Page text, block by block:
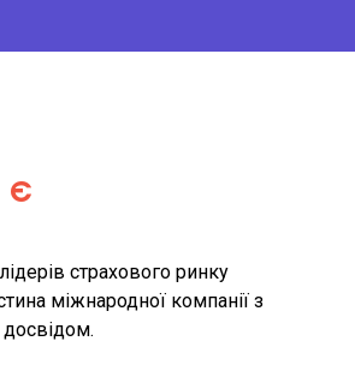
Є
страхового ринку
міжнародної компанії з
досвідом.